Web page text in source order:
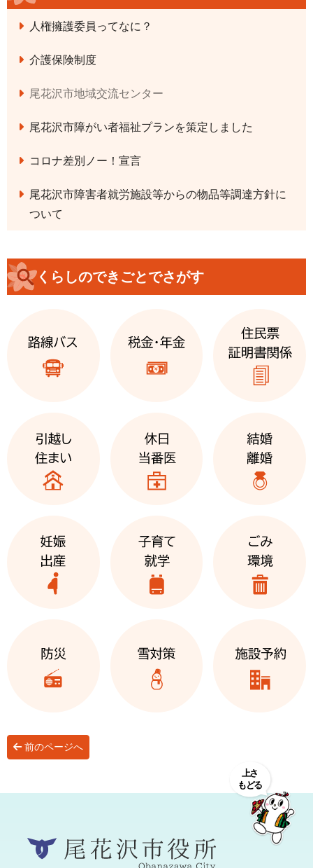
人権擁護委員ってなに？
介護保険制度
尾花沢市地域交流センター
尾花沢市障がい者福祉プランを策定しました
コロナ差別ノー！宣言
尾花沢市障害者就労施設等からの物品等調達方針に
ついて
くらしのできごとでさがす
前のページへ